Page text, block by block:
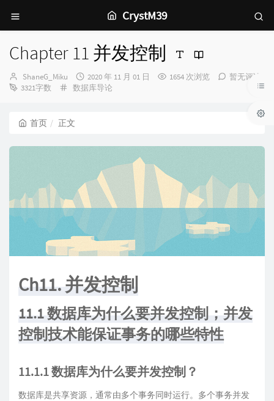
CrystM39
Chapter 11 并发控制
博
主：
ShaneG_Miku
发
布
2020 年 11 月 01 日 1654 次浏览
暂无评论
3321字数
分
数据库导论
首页 正文
Ch11. 并发控制
11.1 数据库为什么要并发控制；并发
控制技术能保证事务的哪些特性
11.1.1 数据库为什么要并发控制？
数据库是共享资源，通常由多个事务同时运行。多个事务并发